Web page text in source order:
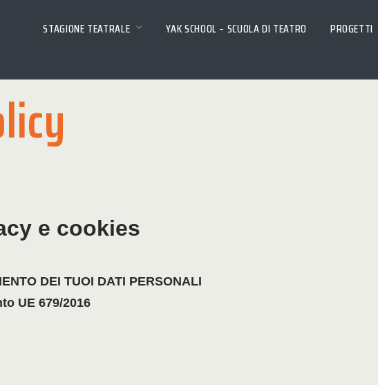
STAGIONE TEATRALE YAK SCHOOL – SCUOLA DI TEATRO PROGETTI
e cookies
DEI TUOI DATI PERSONALI
UE 679/2016